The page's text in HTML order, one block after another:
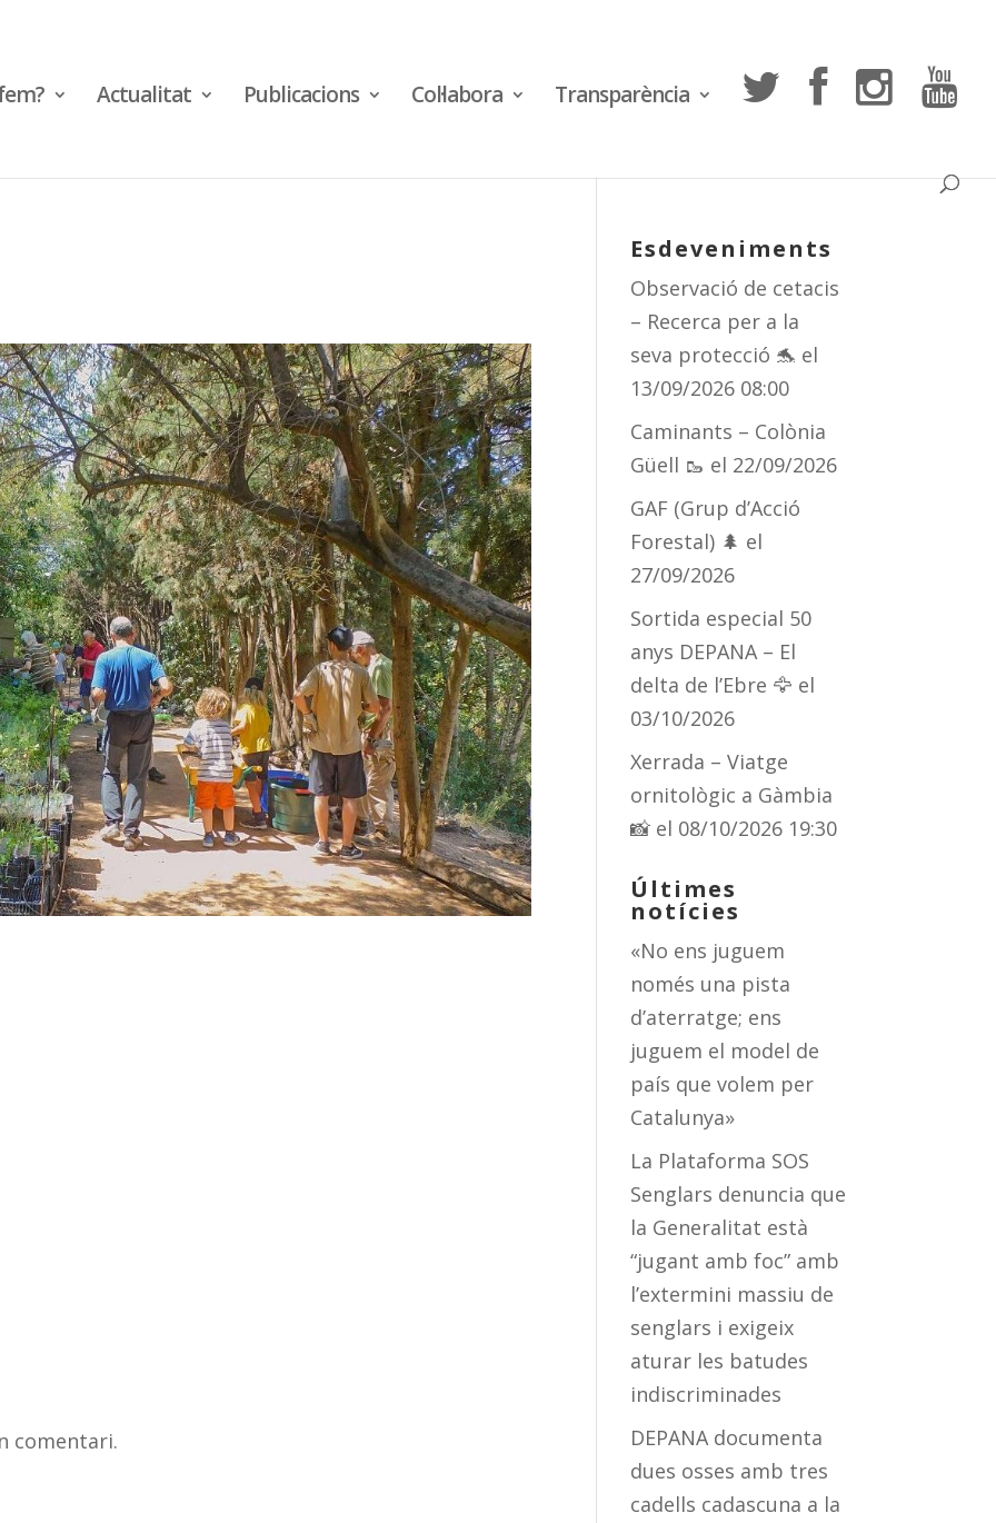
Actualitat Publicacions Col·labora Transparència
comentari.
Esdeveniments
Observació de cetacis
– Recerca per a la
seva protecció 🐬 el
13/09/2026 08:00
Caminants – Colònia
Güell 🥾 el 22/09/2026
GAF (Grup d’Acció
Forestal) 🌲 el
27/09/2026
Sortida especial 50
anys DEPANA – El
delta de l’Ebre 🦅 el
03/10/2026
Xerrada – Viatge
ornitològic a Gàmbia
📸 el 08/10/2026 19:30
Últimes
notícies
«No ens juguem
només una pista
d’aterratge; ens
juguem el model de
país que volem per
Catalunya»
La Plataforma SOS
Senglars denuncia que
la Generalitat està
“jugant amb foc” amb
l’extermini massiu de
senglars i exigeix
aturar les batudes
indiscriminades
DEPANA documenta
dues osses amb tres
cadells cadascuna a la